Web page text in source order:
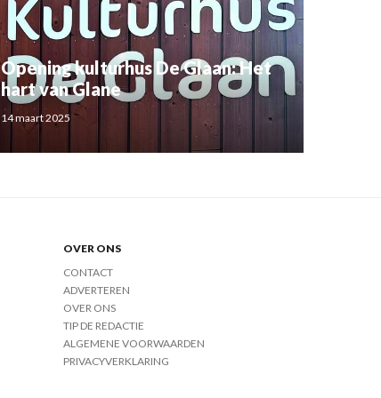
Opening kulturhus De Glaan: Het
hart van Glane
14 maart 2025
OVER ONS
CONTACT
ADVERTEREN
OVER ONS
TIP DE REDACTIE
ALGEMENE VOORWAARDEN
PRIVACYVERKLARING